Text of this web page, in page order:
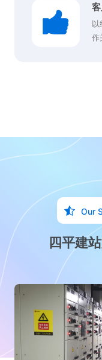
作
Our
四平建